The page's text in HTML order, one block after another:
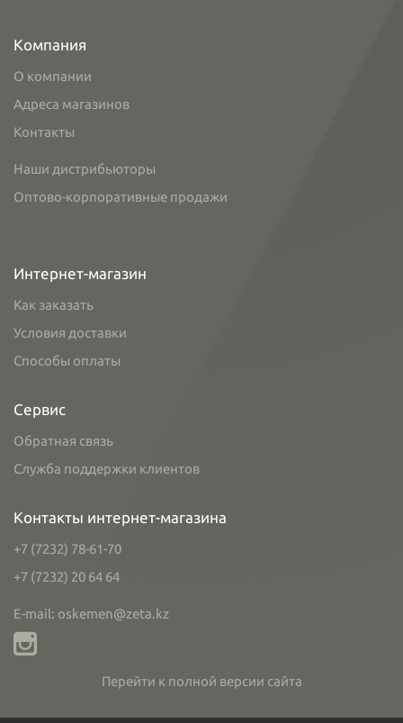
Компания
О компании
Адреса магазинов
Контакты
Наши дистрибьюторы
Оптово-корпоративные продажи
Интернет-магазин
Как заказать
Условия доставки
Способы оплаты
Сервис
Обратная связь
Служба поддержки клиентов
Контакты интернет-магазина
+7 (7232) 78-61-70
+7 (7232) 20 64 64
E-mail: oskemen@zeta.kz
Перейти к полной версии сайта